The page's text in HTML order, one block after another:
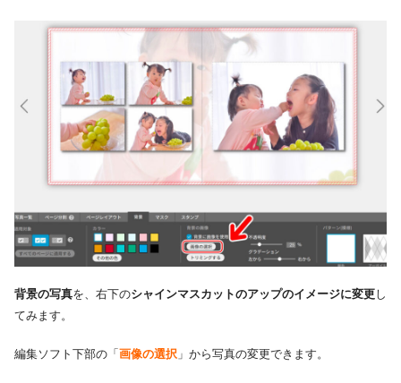
背景の写真を、右下のシャインマスカットのアップのイメージに変更し
てみます。
編集ソフト下部の「 画像の選択 」から写真の変更できます。